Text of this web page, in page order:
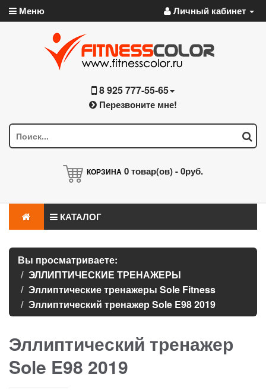
Меню Личный кабинет
8 925 777-55-65
Перезвоните мне!
КОРЗИНА 0товар(ов) -0руб.
КАТАЛОГ
Вы просматриваете:
ЭЛЛИПТИЧЕСКИЕ ТРЕНАЖЕРЫ
Эллиптические тренажеры Sole Fitness
Эллиптический тренажер Sole E98 2019
Эллиптический тренажер
Sole E98 2019